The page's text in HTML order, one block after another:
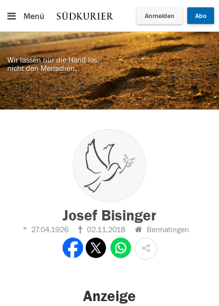
Menü Anmelden Abo
Wir lassen nur die Hand los,
nicht den Menschen.
Josef Bisinger
27.04.1926 02.11.2018 Bermatingen
Anzeige